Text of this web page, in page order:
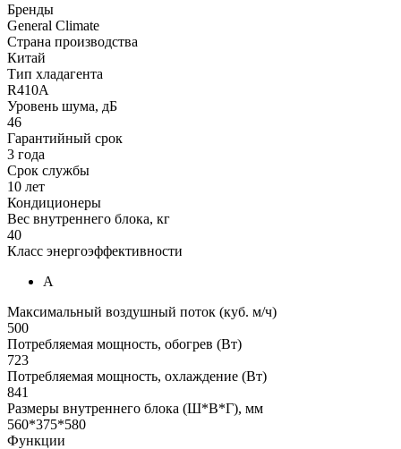
Бренды
General Climate
Страна производства
Китай
Тип хладагента
R410A
Уровень шума, дБ
46
Гарантийный срок
3 года
Срок службы
10 лет
Кондиционеры
Вес внутреннего блока, кг
40
Класс энергоэффективности
А
Максимальный воздушный поток (куб. м/ч)
500
Потребляемая мощность, обогрев (Вт)
723
Потребляемая мощность, охлаждение (Вт)
841
Размеры внутреннего блока (Ш*В*Г), мм
560*375*580
Функции